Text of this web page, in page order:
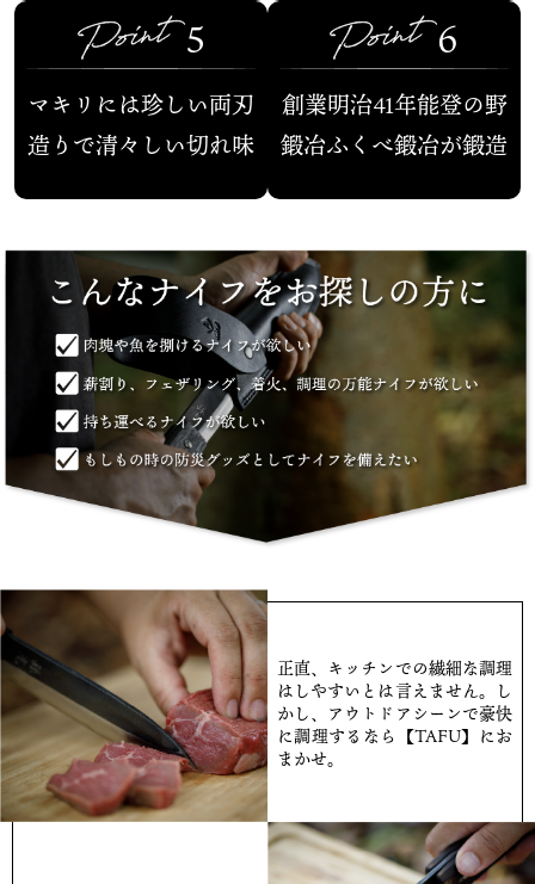
5
マキリには珍しい両刃
造りで清々しい切れ味
6
創業明治41年能登の野
鍛冶ふくべ鍛冶が鍛造
正直、キッチンでの繊細な調理
はしやすいとは言えません。し
かし、アウトドアシーンで豪快
に調理するなら【TAFU】にお
まかせ。